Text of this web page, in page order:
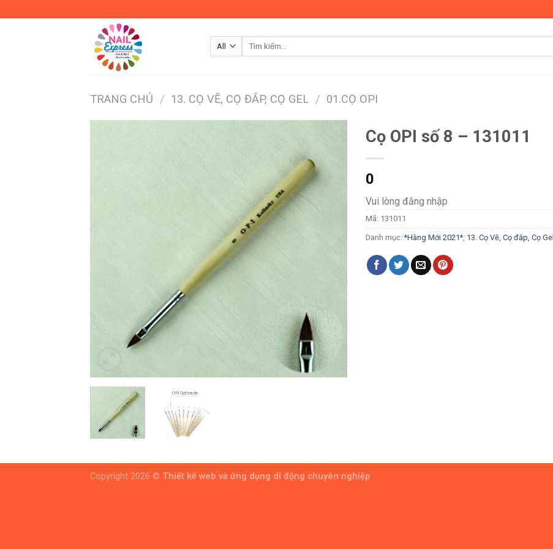
TRANG CHỦ / 13. CỌ VẼ, CỌ ĐẮP, CỌ GEL / 01.CỌ OPI
Cọ OPI số 8 – 131011
0
Vui lòng đăng nhập
Mã: 131011
Danh mục:*Hàng Mới 2021*, 13. Cọ Vẽ, Cọ đắp, Cọ Gel
Copyright 2026 © Thiết kế web và ứng dụng di động chuyên nghiệp